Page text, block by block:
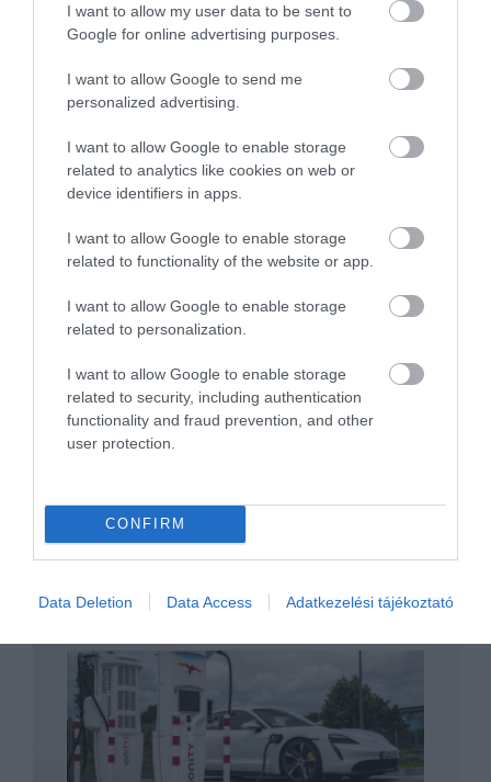
I want to allow my user data to be sent to
Google for online advertising purposes.
I want to allow Google to send me
personalized advertising.
I want to allow Google to enable storage
related to analytics like cookies on web or
device identifiers in apps.
I want to allow Google to enable storage
related to functionality of the website or app.
I want to allow Google to enable storage
related to personalization.
I want to allow Google to enable storage
related to security, including authentication
functionality and fraud prevention, and other
user protection.
CONFIRM
Data Deletion Data Access Adatkezelési tájékoztató
Nem a padlólemezbe építi be az
A Porsche újratervezi elektromos
bemutató turnéja